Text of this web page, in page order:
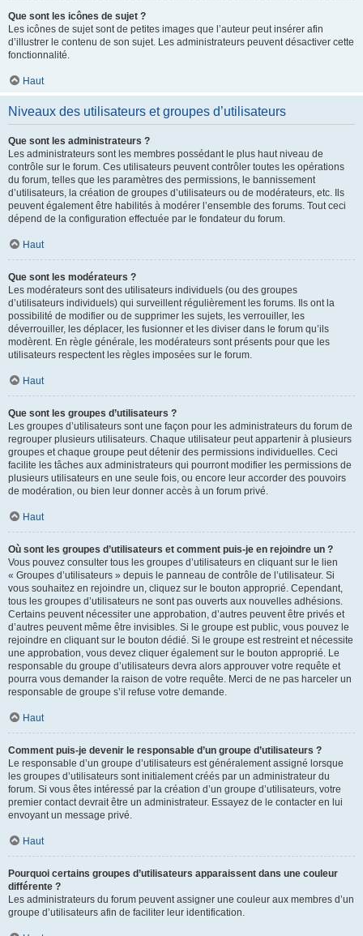
Que sont les icônes de sujet ?
Les icônes de sujet sont de petites images que l’auteur peut insérer afin
d’illustrer le contenu de son sujet. Les administrateurs peuvent désactiver cette
fonctionnalité.
Haut
Niveaux des utilisateurs et groupes d’utilisateurs
Que sont les administrateurs ?
Les administrateurs sont les membres possédant le plus haut niveau de
contrôle sur le forum. Ces utilisateurs peuvent contrôler toutes les opérations
du forum, telles que les paramètres des permissions, le bannissement
d’utilisateurs, la création de groupes d’utilisateurs ou de modérateurs, etc. Ils
peuvent également être habilités à modérer l’ensemble des forums. Tout ceci
dépend de la configuration effectuée par le fondateur du forum.
Haut
Que sont les modérateurs ?
Les modérateurs sont des utilisateurs individuels (ou des groupes
d’utilisateurs individuels) qui surveillent régulièrement les forums. Ils ont la
possibilité de modifier ou de supprimer les sujets, les verrouiller, les
déverrouiller, les déplacer, les fusionner et les diviser dans le forum qu’ils
modèrent. En règle générale, les modérateurs sont présents pour que les
utilisateurs respectent les règles imposées sur le forum.
Haut
Que sont les groupes d’utilisateurs ?
Les groupes d’utilisateurs sont une façon pour les administrateurs du forum de
regrouper plusieurs utilisateurs. Chaque utilisateur peut appartenir à plusieurs
groupes et chaque groupe peut détenir des permissions individuelles. Ceci
facilite les tâches aux administrateurs qui pourront modifier les permissions de
plusieurs utilisateurs en une seule fois, ou encore leur accorder des pouvoirs
de modération, ou bien leur donner accès à un forum privé.
Haut
Où sont les groupes d’utilisateurs et comment puis-je en rejoindre un ?
Vous pouvez consulter tous les groupes d’utilisateurs en cliquant sur le lien
« Groupes d’utilisateurs » depuis le panneau de contrôle de l’utilisateur. Si
vous souhaitez en rejoindre un, cliquez sur le bouton approprié. Cependant,
tous les groupes d’utilisateurs ne sont pas ouverts aux nouvelles adhésions.
Certains peuvent nécessiter une approbation, d’autres peuvent être privés et
d’autres peuvent même être invisibles. Si le groupe est public, vous pouvez le
rejoindre en cliquant sur le bouton dédié. Si le groupe est restreint et nécessite
une approbation, vous devez cliquer également sur le bouton approprié. Le
responsable du groupe d’utilisateurs devra alors approuver votre requête et
pourra vous demander la raison de votre requête. Merci de ne pas harceler un
responsable de groupe s’il refuse votre demande.
Haut
Comment puis-je devenir le responsable d’un groupe d’utilisateurs ?
Le responsable d’un groupe d’utilisateurs est généralement assigné lorsque
les groupes d’utilisateurs sont initialement créés par un administrateur du
forum. Si vous êtes intéressé par la création d’un groupe d’utilisateurs, votre
premier contact devrait être un administrateur. Essayez de le contacter en lui
envoyant un message privé.
Haut
Pourquoi certains groupes d’utilisateurs apparaissent dans une couleur
différente ?
Les administrateurs du forum peuvent assigner une couleur aux membres d’un
groupe d’utilisateurs afin de faciliter leur identification.